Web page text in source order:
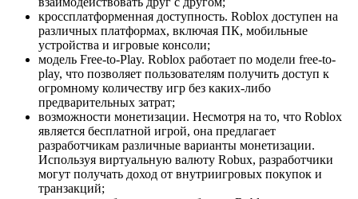
кроссплатформенная доступность. Roblox доступен на
различных платформах, включая ПК, мобильные
устройства и игровые консоли;
модель Free-to-Play. Roblox работает по модели free-to-
play, что позволяет пользователям получить доступ к
огромному количеству игр без каких-либо
предварительных затрат;
возможности монетизации. Несмотря на то, что Roblox
является бесплатной игрой, она предлагает
разработчикам различные варианты монетизации.
Используя виртуальную валюту Robux, разработчики
могут получать доход от внутриигровых покупок и
транзакций;